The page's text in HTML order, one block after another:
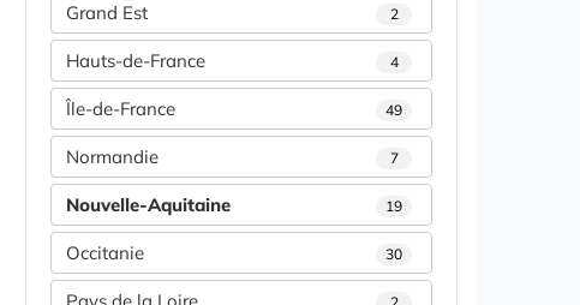
Grand Est 2
Hauts-de-France 4
Île-de-France 49
Normandie 7
Nouvelle-Aquitaine 19
Occitanie 30